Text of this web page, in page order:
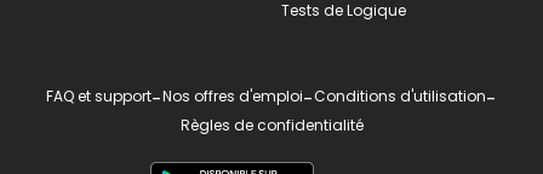
Tests de Logique
FAQ et support-Nos offres d'emploi-Conditions d'utilisation-
Règles de confidentialité